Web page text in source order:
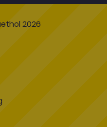
2026